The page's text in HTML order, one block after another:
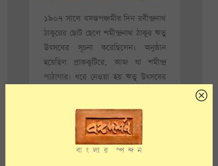
১৯০৭ সালে বসন্তপঞ্চমীর দিন রবীন্দ্রনাথ
ঠাকুরের ছোট ছেলে শমীন্দ্রনাথ ঠাকুর ঋতু
উৎসবের সূচনা করেছিলেন। অনুষ্ঠান
হয়েছিল প্রাককুটিরে, আজ যা শমীন্দ্র
পাঠাগার। ধরে নেওয়া হয় ঋতু উৎসবের
দীর্ঘ দিনের সেই রীতি ভেঙে দোলের দিন
নয়, মঙ্গলবার বসন্ত উৎসব করছে
বিশ্ববিদ্যালয় কর্তৃপক্ষ।